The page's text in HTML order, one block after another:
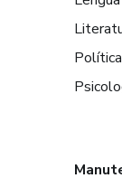
Política